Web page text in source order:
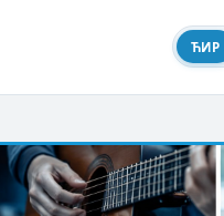
ЋИР